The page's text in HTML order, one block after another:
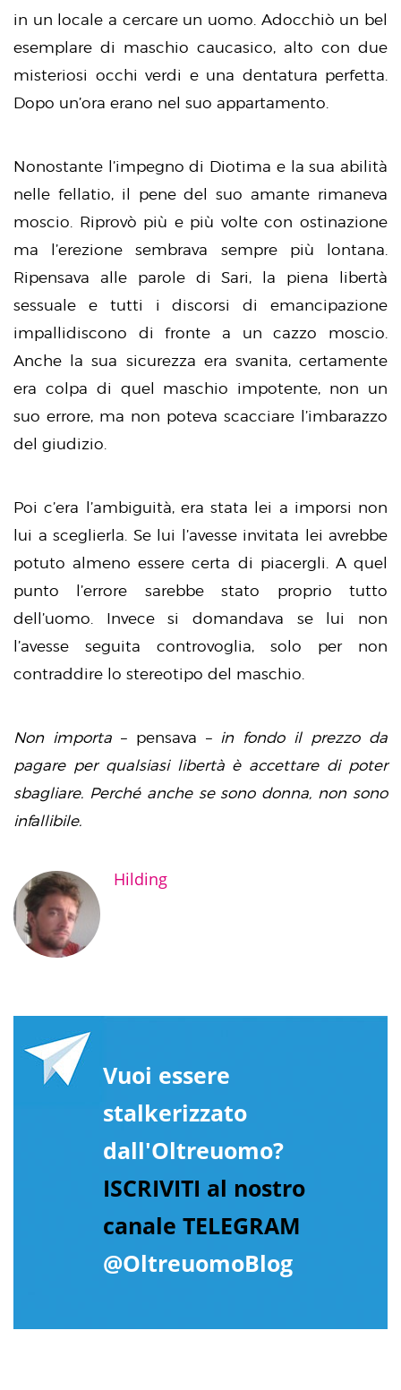
in un locale a cercare un uomo. Adocchiò un bel
esemplare di maschio caucasico, alto con due
misteriosi occhi verdi e una dentatura perfetta.
Dopo un’ora erano nel suo appartamento.
Nonostante l’impegno di Diotima e la sua abilità
nelle fellatio, il pene del suo amante rimaneva
moscio. Riprovò più e più volte con ostinazione
ma l’erezione sembrava sempre più lontana.
Ripensava alle parole di Sari, la piena libertà
sessuale e tutti i discorsi di emancipazione
impallidiscono di fronte a un cazzo moscio.
Anche la sua sicurezza era svanita, certamente
era colpa di quel maschio impotente, non un
suo errore, ma non poteva scacciare l’imbarazzo
del giudizio.
Poi c’era l’ambiguità, era stata lei a imporsi non
lui a sceglierla. Se lui l’avesse invitata lei avrebbe
potuto almeno essere certa di piacergli. A quel
punto l’errore sarebbe stato proprio tutto
dell’uomo. Invece si domandava se lui non
l’avesse seguita controvoglia, solo per non
contraddire lo stereotipo del maschio.
Non importa– pensava – in fondo il prezzo da
pagare per qualsiasi libertà è accettare di poter
sbagliare. Perché anche se sono donna, non sono
infallibile.
Hilding
Vuoi essere
stalkerizzato
dall'Oltreuomo?
ISCRIVITI al nostro
canale TELEGRAM
@OltreuomoBlog